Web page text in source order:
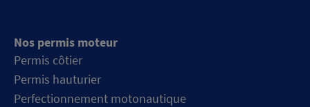
Nos permis moteur
Permis côtier
Permis hauturier
Perfectionnement motonautique